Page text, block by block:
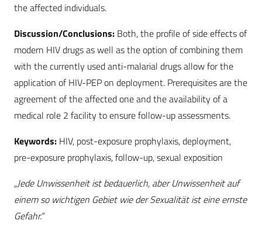
the affected individuals.
Discussion/Conclusions: Both, the profile of side effects of
modern HIV drugs as well as the option of combining them
with the currently used anti-malarial drugs allow for the
application of HIV-PEP on deployment. Prerequisites are the
agreement of the affected one and the availability of a
medical role 2 facility to ensure follow-up assessments.
Keywords: HIV, post-exposure prophylaxis, deployment,
pre-exposure prophylaxis, follow-up, sexual exposition
„Jede Unwissenheit ist bedauerlich, aber Unwissenheit auf
einem so wichtigen Gebiet wie der Sexualität ist eine ernste
Gefahr.“